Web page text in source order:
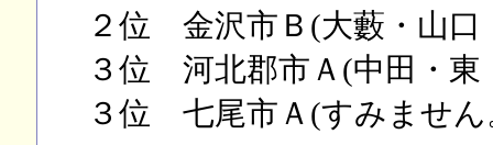
２位 金沢市Ｂ(大藪・山口
３位 河北郡市Ａ(中田・東
３位 七尾市Ａ(すみませ